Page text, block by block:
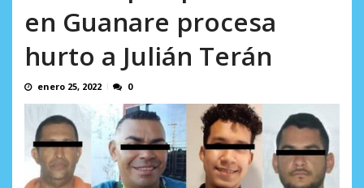
en Guanare procesa
hurto a Julián Terán
enero 25, 2022 0